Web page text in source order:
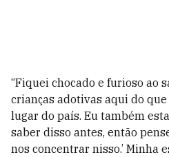
“Fiquei chocado e furioso ao
crianças adotivas aqui do
lugar do país. Eu também
saber disso antes, então
nos concentrar nisso.’ Minha